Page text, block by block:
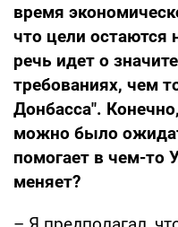
время
что цели остаются
речь идет о
требованиях, чем
Донбасса".
можно было
помогает в чем-то
меняет?